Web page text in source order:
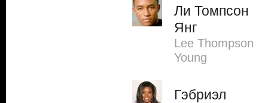
Ли Томпсон
Янг
Lee Thompson
Young
Гэбриэл